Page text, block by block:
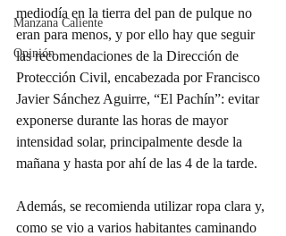
Manzana Caliente
Opinión
mediodía en la tierra del pan de pulque no
eran para menos, y por ello hay que seguir
las recomendaciones de la Dirección de
Protección Civil, encabezada por Francisco
Javier Sánchez Aguirre, “El Pachín”: evitar
exponerse durante las horas de mayor
intensidad solar, principalmente desde la
mañana y hasta por ahí de las 4 de la tarde.
Además, se recomienda utilizar ropa clara y,
como se vio a varios habitantes caminando